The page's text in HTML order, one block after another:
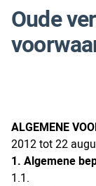
gaan
Oude
ALGEMENE
2012 tot 22
1. Algemene
1.1.